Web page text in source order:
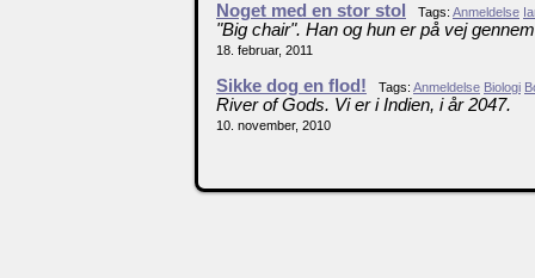
Noget med en stor stol Tags: Anmeldelse
"Big chair". Han og hun er på vej
18. februar, 2011
Sikke dog en flod! Tags: Anmeldelse Biologi
River of Gods. Vi er i Indien, i år 2047.
10. november, 2010